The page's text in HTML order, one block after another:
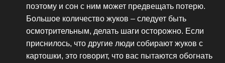
поэтому и сон с ним может предвещать потерю.
Большое количество жуков – следует быть
осмотрительным, делать шаги осторожно. Если
приснилось, что другие люди собирают жуков с
картошки, это говорит, что вас пытаются обогнать